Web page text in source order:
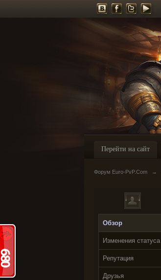
Перейти на сайт
Форум Euro-PvP.Com →
Обзор
Изменения статуса
Репутация
Друзья